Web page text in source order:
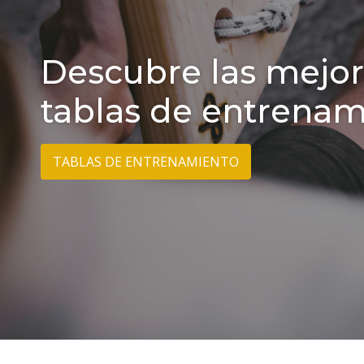
UNLEASHED
HOLDS
IR A TIENDA ONLINE